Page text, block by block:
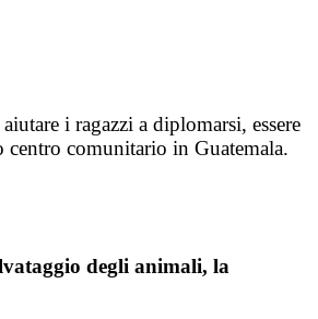
i ragazzi a diplomarsi, essere
centro comunitario in Guatemala.
degli animali, la